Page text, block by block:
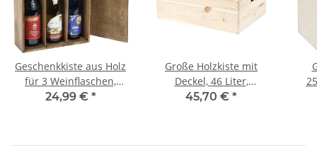
Geschenkkiste aus Holz
für 3 Weinflaschen,
36 × 30 × 11 cm
24,99 € *
Große Holzkiste mit
Deckel, 46 Liter,
Tragegriffe,
45,70 € *